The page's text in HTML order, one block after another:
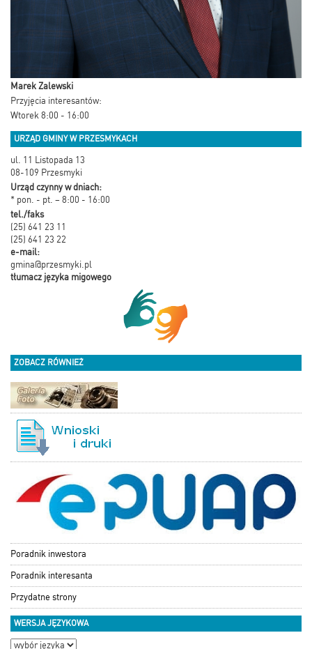
Marek Zalewski
Przyjęcia interesantów:
Wtorek 8:00 - 16:00
URZĄD GMINY W PRZESMYKACH
ul. 11 Listopada 13
08-109 Przesmyki
Urząd czynny w dniach:
* pon. - pt. – 8:00 - 16:00
tel./faks
(25) 641 23 11
(25) 641 23 22
e-mail:
gmina@przesmyki.pl
tłumacz języka migowego
ZOBACZ RÓWNIEŻ
Poradnik inwestora
Poradnik interesanta
Przydatne strony
WERSJA JĘZYKOWA